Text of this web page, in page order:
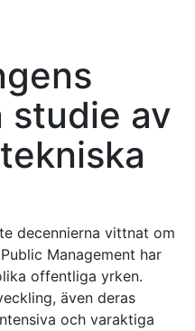
studie av
decennierna vittnat om
Management har
offentliga yrken.
även deras
och varaktiga